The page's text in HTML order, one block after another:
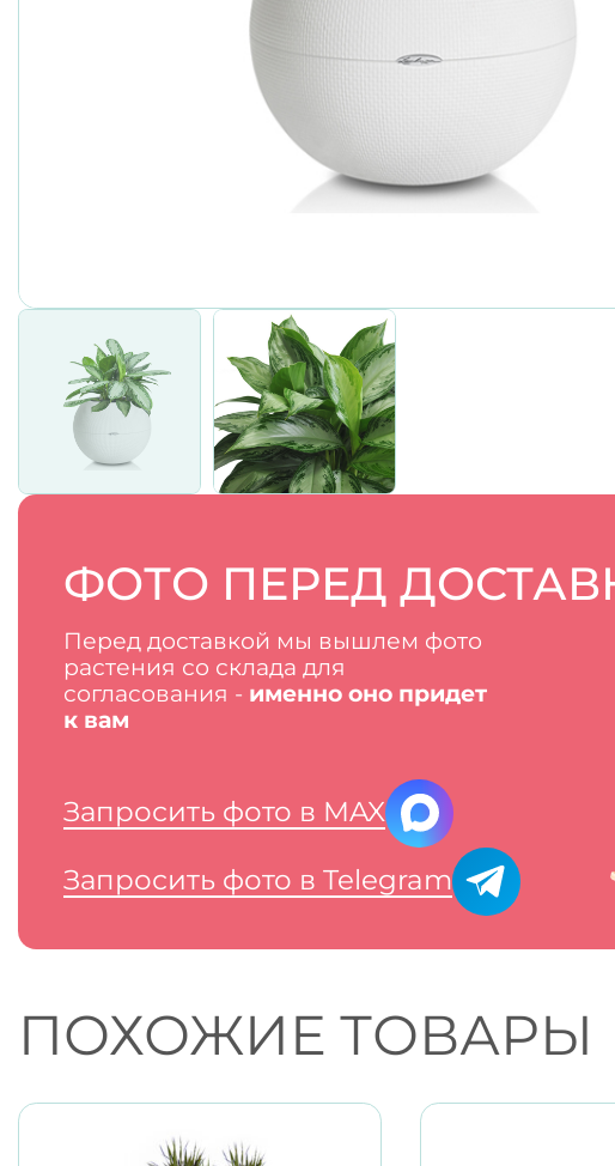
ФОТО ПЕРЕД
Перед доставкой мы вышлем фото
растения со склада для
согласования - именно оно придет
к вам
Запросить фото в MAX
Запросить фото в Telegram
ПОХОЖИЕ ТОВАРЫ